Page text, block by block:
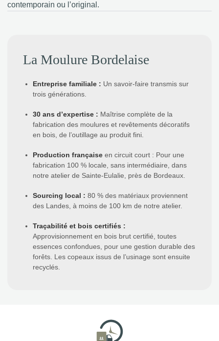
contemporain ou l’original.
La Moulure Bordelaise
Entreprise familiale : Un savoir-faire transmis sur
trois générations.
30 ans d’expertise : Maîtrise complète de la
fabrication des moulures et revêtements décoratifs
en bois, de l’outillage au produit fini.
Production française en circuit court : Pour une
fabrication 100 % locale, sans intermédiaire, dans
notre atelier de Sainte-Eulalie, près de Bordeaux.
Sourcing local : 80 % des matériaux proviennent
des Landes, à moins de 100 km de notre atelier.
Traçabilité et bois certifiés :
Approvisionnement en bois brut certifié, toutes
essences confondues, pour une gestion durable des
forêts. Les copeaux issus de l’usinage sont ensuite
recyclés.